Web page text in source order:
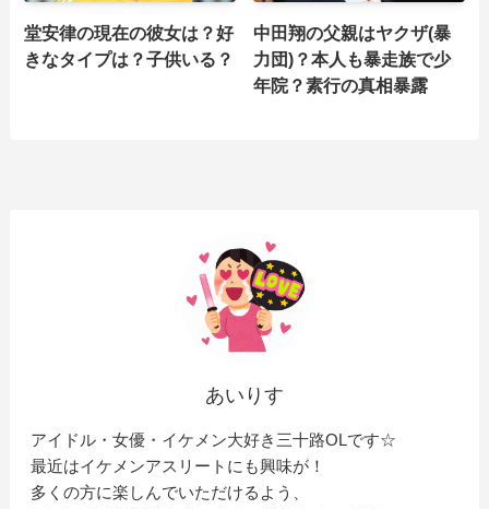
堂安律の現在の彼女は？好
きなタイプは？子供いる？
中田翔の父親はヤクザ(暴
力団)？本人も暴走族で少
年院？素行の真相暴露
あいりす
アイドル・女優・イケメン大好き三十路OLです☆
最近はイケメンアスリートにも興味が！
多くの方に楽しんでいただけるよう、